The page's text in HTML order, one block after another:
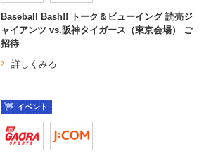
Baseball Bash!! トーク＆ビューイング 読売ジ
ャイアンツ vs.阪神タイガース（東京会場） ご
招待
詳しくみる
イベント